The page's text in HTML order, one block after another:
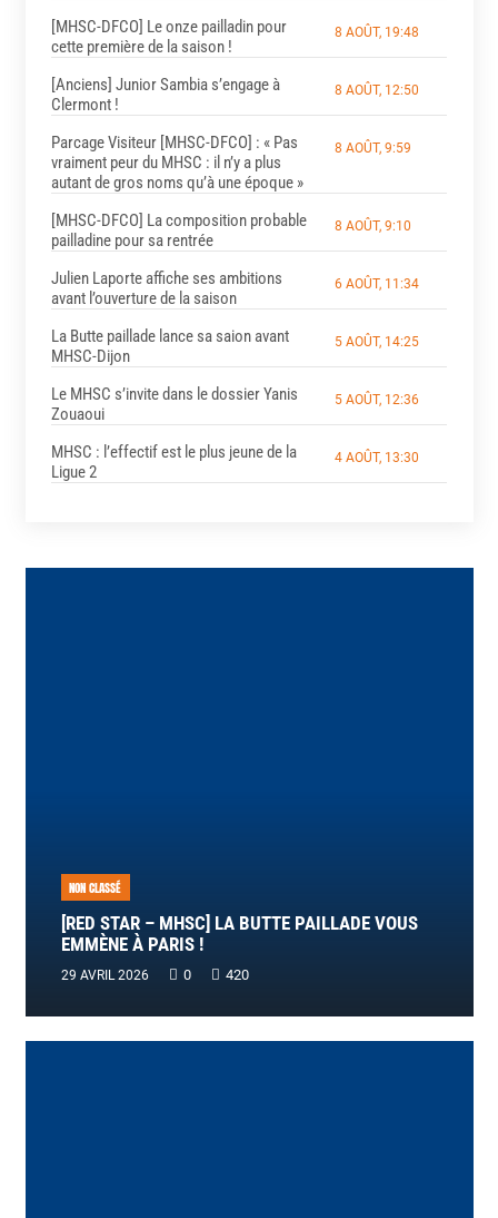
[MHSC-DFCO] Le onze pailladin pour
cette première de la saison !
8 AOÛT, 19:48
[Anciens] Junior Sambia s’engage à
Clermont !
8 AOÛT, 12:50
Parcage Visiteur [MHSC-DFCO] : « Pas
vraiment peur du MHSC : il n’y a plus
autant de gros noms qu’à une époque »
8 AOÛT, 9:59
[MHSC-DFCO] La composition probable
pailladine pour sa rentrée
8 AOÛT, 9:10
Julien Laporte affiche ses ambitions
avant l’ouverture de la saison
6 AOÛT, 11:34
La Butte paillade lance sa saion avant
MHSC-Dijon
5 AOÛT, 14:25
Le MHSC s’invite dans le dossier Yanis
Zouaoui
5 AOÛT, 12:36
MHSC : l’effectif est le plus jeune de la
Ligue 2
4 AOÛT, 13:30
NON CLASSÉ
[RED STAR – MHSC] LA BUTTE PAILLADE VOUS
EMMÈNE À PARIS !
29 AVRIL 2026 0 420